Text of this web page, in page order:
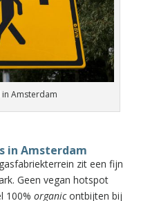
in Amsterdam
in Amsterdam
zit een fijn
Geen vegan hotspot
100% organicontbijten bij